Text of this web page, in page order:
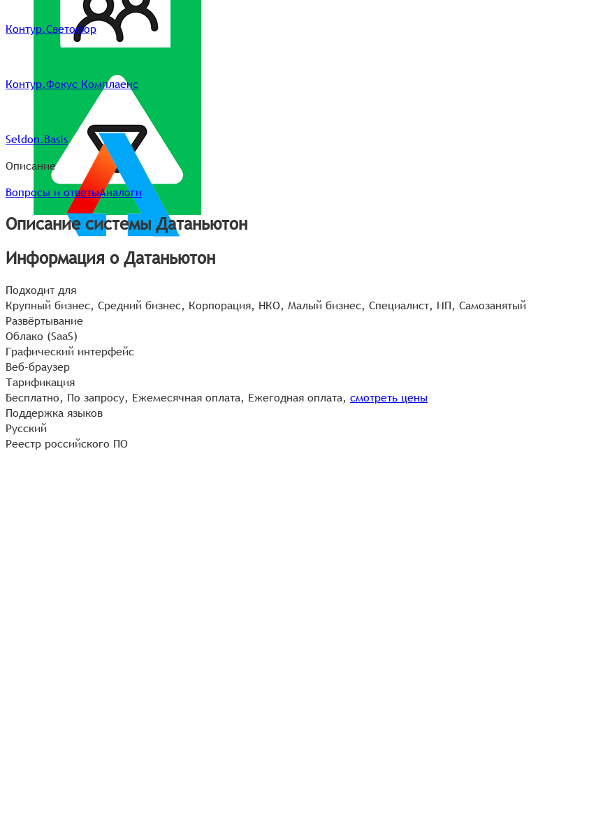
Контур.Светофор
Контур.Фокус Комплаенс
Seldon.Basis
Описание
Вопросы и ответыАналоги
Описание системы Датаньютон
Информация о Датаньютон
Подходит для
Крупный бизнес, Средний бизнес, Корпорация, НКО, Малый бизнес, Специалист, ИП, Самозанятый
Развёртывание
Облако (SaaS)
Графический интерфейс
Веб-браузер
Тарификация
Бесплатно, По запросу, Ежемесячная оплата, Ежегодная оплата, смотреть цены
Поддержка языков
Русский
Реестр российского ПО